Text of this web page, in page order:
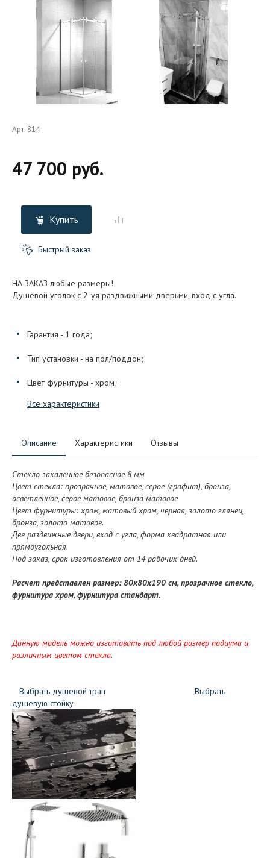
Арт. 814
47 700 руб.
Купить
Быстрый заказ
НА ЗАКАЗ любые размеры!
Душевой уголок с 2-уя раздвижными дверьми, вход с угла.
Гарантия - 1 года;
Тип установки - на пол/поддон;
Цвет фурнитуры - хром;
Все характеристики
Описание Характеристики Отзывы
Стекло закаленное безопасное 8 мм
Цвет стекла: прозрачное, матовое, серое (графит), бронза,
осветленное, серое матовое, бронза матовое
Цвет фурнитуры: хром, матовый хром, черная, золото глянец,
бронза, золото матовое.
Две раздвижные двери, вход с угла, форма квадратная или
прямоугольная.
Под заказ, срок изготовления от 14 рабочих дней.
Расчет представлен размер: 80х80х190 см, прозрачное стекло,
фурнитура хром, фурнитура стандарт.
Данную модель можно изготовить под любой размер подиума и
различным цветом стекла.
Выбрать душевой трап
Выбрать
душевую стойку